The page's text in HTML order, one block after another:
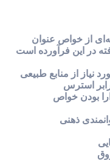
از خواص عنوان
در این فرآورده است
نیاز از منابع طبیعی
استرس
بودن خواص
ذهنی